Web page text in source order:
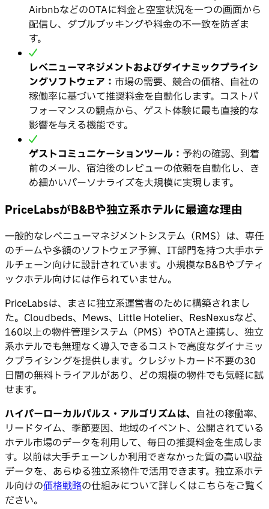
AirbnbなどのOTAに料金と空室状況を一つの画面から
配信し、ダブルブッキングや料金の不一致を防ぎま
す。
レベニューマネジメントおよびダイナミックプライシ
ングソフトウェア： 市場の需要、競合の価格、自社の
稼働率に基づいて推奨料金を自動化します。コストパ
フォーマンスの観点から、ゲスト体験に最も直接的な
影響を与える機能です。
ゲストコミュニケーションツール： 予約の確認、到着
前のメール、宿泊後のレビューの依頼を自動化し、き
め細かいパーソナライズを大規模に実現します。
PriceLabsがB&Bや独立系ホテルに最適な理由
一般的なレベニューマネジメントシステム（RMS）は、専任
のチームや多額のソフトウェア予算、IT部門を持つ大手ホテ
ルチェーン向けに設計されています。小規模なB&Bやブティ
ックホテル向けには作られていません。
PriceLabsは、まさに独立系運営者のために構築されまし
た。Cloudbeds、Mews、Little Hotelier、ResNexusなど、
160以上の物件管理システム（PMS）やOTAと連携し、独立
系ホテルでも無理なく導入できるコストで高度なダイナミッ
クプライシングを提供します。クレジットカード不要の30
日間の無料トライアルがあり、どの規模の物件でも気軽に試
せます。
ハイパーローカルパルス・アルゴリズムは、 自社の稼働率、
リードタイム、季節要因、地域のイベント、公開されている
ホテル市場のデータを利用して、毎日の推奨料金を生成しま
す。以前は大手チェーンしか利用できなかった質の高い収益
データを、あらゆる独立系物件で活用できます。独立系ホテ
ル向けの価格戦略の仕組みについて詳しくはこちらをご覧く
ださい。